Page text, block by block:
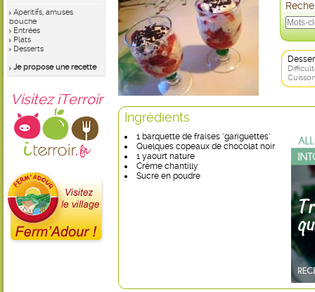
Apéritifs, amuses
bouche
Entrées
Plats
Desserts
Je propose une recette
Visitez iTerroir
Ingrédients
1 barquette de fraises "gariguettes"
Quelques copeaux de chocolat noir
1 yaourt nature
Crème chantilly
Sucre en poudre